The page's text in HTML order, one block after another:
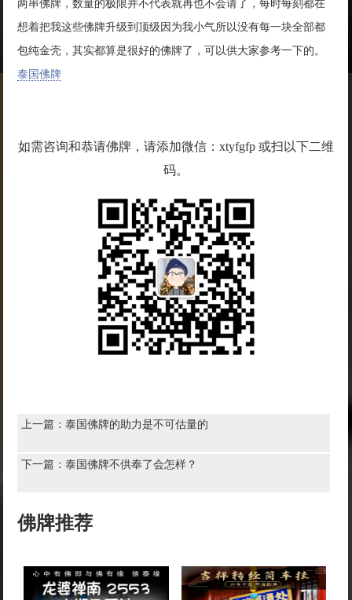
两串佛牌，数量的极限并不代表就再也不会请了，每时每刻都在
想着把我这些佛牌升级到顶级因为我小气所以没有每一块全部都
包纯金壳，其实都算是很好的佛牌了，可以供大家参考一下的。
泰国佛牌
如需咨询和恭请佛牌，请添加微信：xtyfgfp 或扫以下二维
码。
上一篇：泰国佛牌的助力是不可估量的
下一篇：泰国佛牌不供奉了会怎样？
佛牌推荐